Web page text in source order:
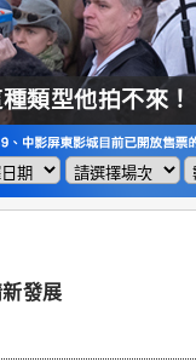
類型他拍不來！
發展